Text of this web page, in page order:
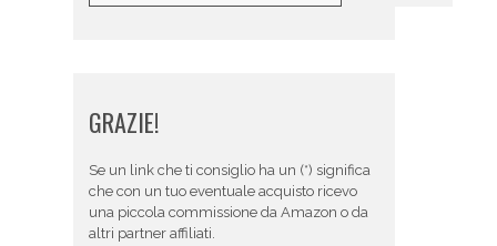
GRAZIE!
Se un link che ti consiglio ha un (*) significa
che con un tuo eventuale acquisto ricevo
una piccola commissione da Amazon o da
altri partner affiliati.